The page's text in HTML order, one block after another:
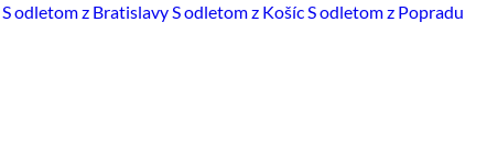
S odletom z BratislavyS odletom z KošícS odletom z Popradu